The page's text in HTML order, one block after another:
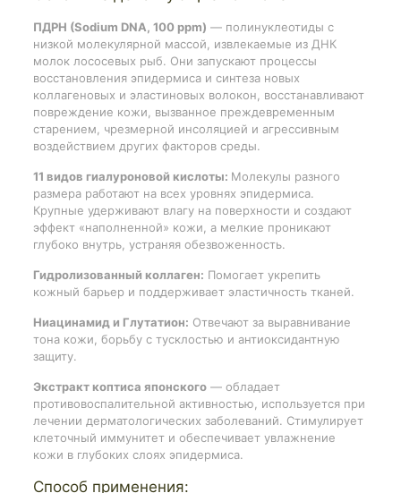
ПДРН (Sodium DNA, 100 ppm) — полинуклеотиды с
низкой молекулярной массой, извлекаемые из ДНК
молок лососевых рыб. Они запускают процессы
восстановления эпидермиса и синтеза новых
коллагеновых и эластиновых волокон, восстанавливают
повреждение кожи, вызванное преждевременным
старением, чрезмерной инсоляцией и агрессивным
воздействием других факторов среды.
11 видов гиалуроновой кислоты: Молекулы разного
размера работают на всех уровнях эпидермиса.
Крупные удерживают влагу на поверхности и создают
эффект «наполненной» кожи, а мелкие проникают
глубоко внутрь, устраняя обезвоженность.
Гидролизованный коллаген: Помогает укрепить
кожный барьер и поддерживает эластичность тканей.
Ниацинамид и Глутатион: Отвечают за выравнивание
тона кожи, борьбу с тусклостью и антиоксидантную
защиту.
Экстракт коптиса японского— обладает
противовоспалительной активностью, используется при
лечении дерматологических заболеваний. Стимулирует
клеточный иммунитет и обеспечивает увлажнение
кожи в глубоких слоях эпидермиса.
Способ применения: